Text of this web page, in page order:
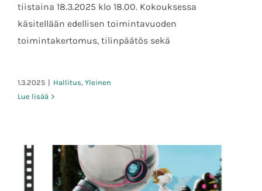
tiistaina 18.3.2025 klo 18.00. Kokouksessa
käsitellään edellisen toimintavuoden
toimintakertomus, tilinpäätös sekä
1.3.2025 | Hallitus, Yleinen
Lue lisää